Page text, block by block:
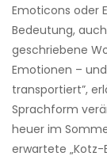
Emoticons oder
Bedeutung,
geschriebene
Emotionen –
transportiert”,
Sprachform
heuer im
erwartete „Kotz-